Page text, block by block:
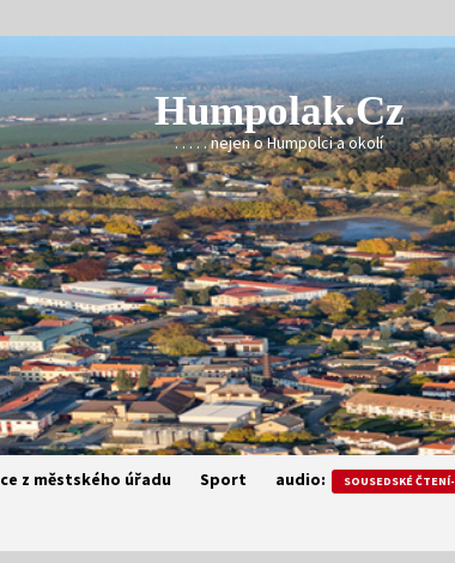
Humpolak.cz
. . . . . nejen o Humpolci a okolí
z městského úřadu Sport audio: SOUSEDSKÉ